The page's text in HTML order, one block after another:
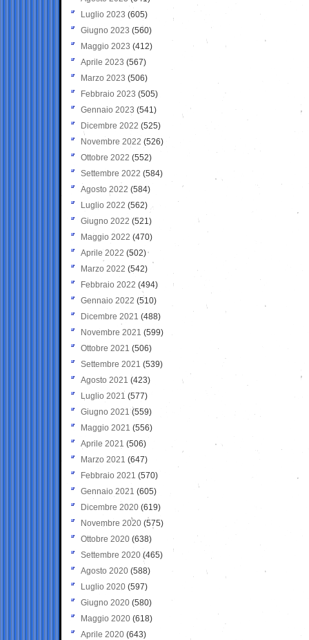
Luglio 2023 (605)
Giugno 2023 (560)
Maggio 2023 (412)
Aprile 2023 (567)
Marzo 2023 (506)
Febbraio 2023 (505)
Gennaio 2023 (541)
Dicembre 2022 (525)
Novembre 2022 (526)
Ottobre 2022 (552)
Settembre 2022 (584)
Agosto 2022 (584)
Luglio 2022 (562)
Giugno 2022 (521)
Maggio 2022 (470)
Aprile 2022 (502)
Marzo 2022 (542)
Febbraio 2022 (494)
Gennaio 2022 (510)
Dicembre 2021 (488)
Novembre 2021 (599)
Ottobre 2021 (506)
Settembre 2021 (539)
Agosto 2021 (423)
Luglio 2021 (577)
Giugno 2021(559)
Maggio 2021 (556)
Aprile 2021 (506)
Marzo 2021 (647)
Febbraio 2021 (570)
Gennaio 2021 (605)
Dicembre 2020 (619)
Novembre 2020 (575)
Ottobre 2020 (638)
Settembre 2020(465)
Agosto 2020 (588)
Luglio 2020 (597)
Giugno 2020 (580)
Maggio 2020 (618)
Aprile 2020 (643)